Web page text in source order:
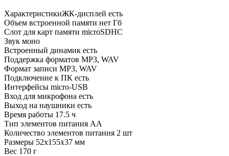
ХарактеристикиЖК-дисплей есть
Объем встроенной памяти нет Гб
Слот для карт памяти microSDHC
Звук моно
Встроенный динамик есть
Поддержка форматов MP3, WAV
Формат записи MP3, WAV
Подключение к ПК есть
Интерфейсы micro-USB
Вход для микрофона есть
Выход на наушники есть
Время работы 17.5 ч
Тип элементов питания АА
Количество элементов питания 2 шт
Размеры 52x155x37 мм
Вес 170 г